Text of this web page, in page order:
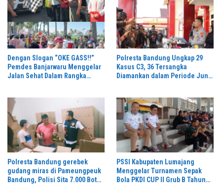
Dengan Slogan “OKE GASS!!”
Pemdes Banjarwaru Menggelar
Jalan Sehat Dalam Rangka
Polresta Bandung Ungkap 29
Kasus C3, 36 Tersangka
Diamankan dalam Periode Juni-
Polresta Bandung gerebek
gudang miras di Pameungpeuk
Bandung, Polisi Sita 7.000 Botol
PSSI Kabupaten Lumajang
Menggelar Turnamen Sepak
Bola PKDI CUP II Grub B Tahun